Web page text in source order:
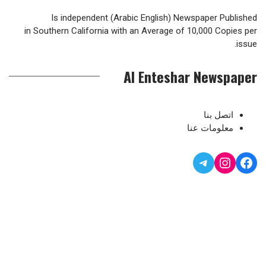
Is independent (Arabic English) Newspaper Published
in Southern California with an Average of 10,000 Copies per
issue.
Al Enteshar Newspaper
اتصل بنا
معلومات عنا
Facebook
Instagram
Telegram